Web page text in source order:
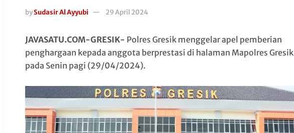
bySudasir Al Ayyubi 29 April 2024
JAVASATU.COM-GRESIK- Polres Gresik menggelar apel pemberian
penghargaan kepada anggota berprestasi di halaman Mapolres Gresik
pada Senin pagi (29/04/2024).